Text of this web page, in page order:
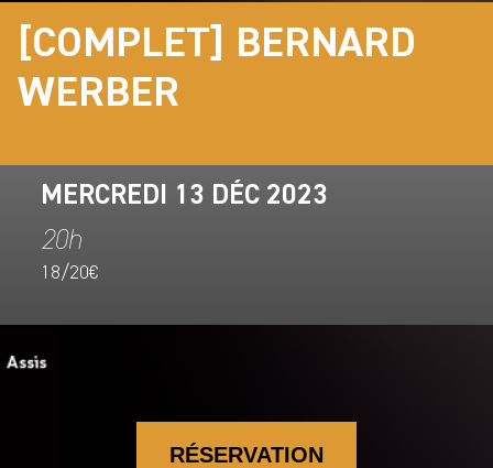
[COMPLET] BERNARD
WERBER
MERCREDI 13 DÉC 2023
20h
18/20€
RÉSERVATION